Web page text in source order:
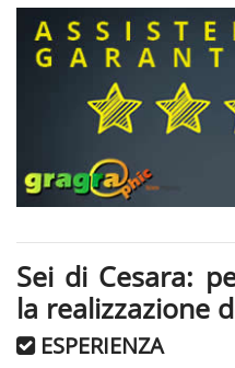
Sei di Cesara:
la realizzazione
ESPERIENZA